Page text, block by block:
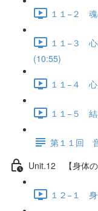
１１−２ 魂
１１−３ 心
(10:55)
１１−４ 心
１１−５ 結
第１１回
Unit.12 【身体の
１２−１ 身